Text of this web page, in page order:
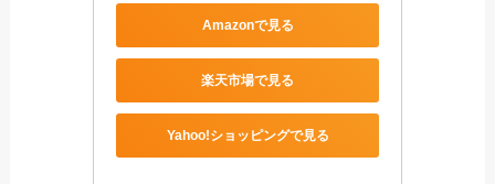
Amazonで見る
楽天市場で見る
Yahoo!ショッピングで見る